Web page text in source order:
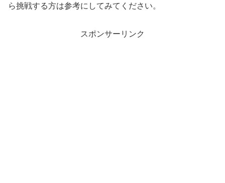
ら挑戦する方は参考にしてみてください。
スポンサーリンク